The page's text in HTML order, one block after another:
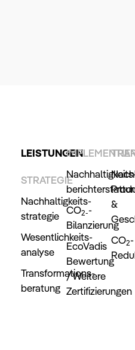
LEISTUNGEN
STRATEGIE
Nachhaltigkeits­
strategie
Wesentlichkeits­
analyse
Transformations­
beratung
CO2--
Bilanzierung
EcoVadis
Bewertung
/ Weitere
Zertifizierungen
&
CO2-